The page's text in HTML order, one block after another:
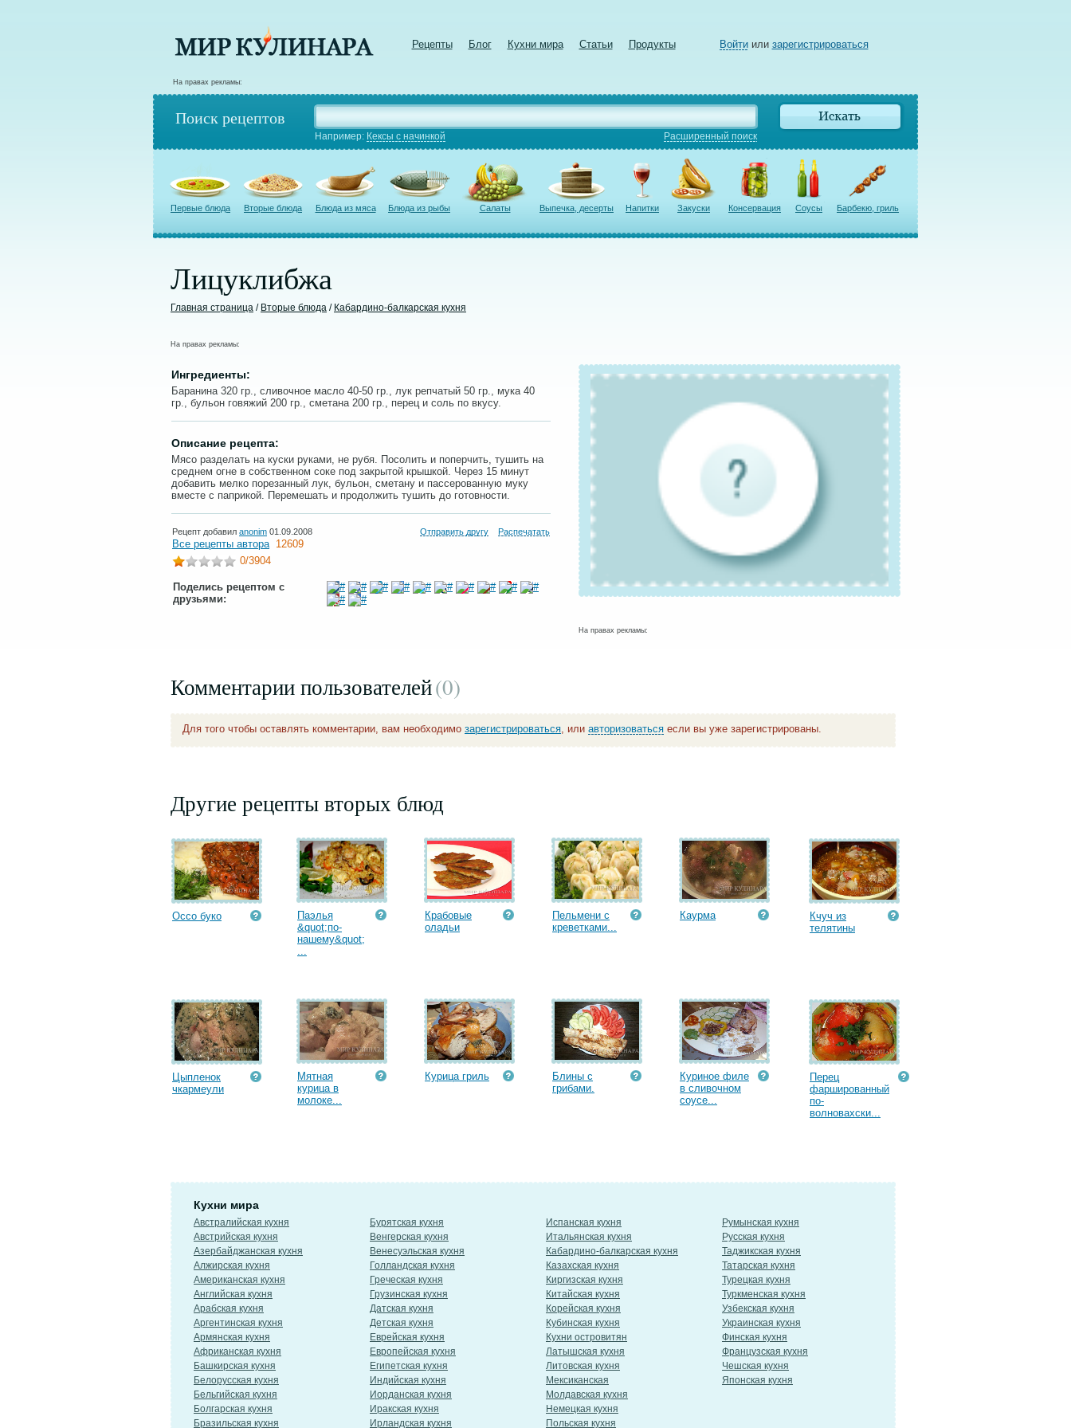
Рецепты Блог Кухни мира Статьи Продукты Войтиили зарегистрироваться
На правах рекламы:
Поиск рецептов
Например: Кексы с начинкой Расширенный поиск
Первые блюда Вторые блюда Блюда из мяса Блюда из рыбы Салаты Выпечка, десерты Напитки Закуски Консервация Соусы Барбекю, гриль
Лицуклибжа
Главная страница / Вторые блюда / Кабардино-балкарская кухня
На правах рекламы:
Ингредиенты:
Баранина 320 гр., сливочное масло 40-50 гр., лук репчатый 50 гр., мука 40
гр., бульон говяжий 200 гр., сметана 200 гр., перец и соль по вкусу.
Описание рецепта:
Мясо разделать на куски руками, не рубя. Посолить и поперчить, тушить на
среднем огне в собственном соке под закрытой крышкой. Через 15 минут
добавить мелко порезанный лук, бульон, сметану и пассерованную муку
вместе с паприкой. Перемешать и продолжить тушить до готовности.
Рецепт добавил anonim 01.09.2008 Отправить другу Распечатать
Все рецепты автора 12609
0/3904
Поделись рецептом с
друзьями:
На правах рекламы:
Комментарии пользователей(0)
Для того чтобы оставлять комментарии, вам необходимо зарегистрироваться, или авторизоваться если вы уже зарегистрированы.
Другие рецепты вторых блюд
Оссо буко
Паэлья
&quot;по-
нашему&quot;
...
Крабовые
оладьи
Пельмени с
креветками...
Каурма
Кчуч из
телятины
Цыпленок
чкармеули
Мятная
курица в
молоке...
Курица гриль
Блины с
грибами.
Куриное филе
в сливочном
соусе...
Перец
фаршированный
по-
волновахски...
Кухни мира
Австралийская кухня
Австрийская кухня
Азербайджанская кухня
Алжирская кухня
Американская кухня
Английская кухня
Арабская кухня
Аргентинская кухня
Армянская кухня
Африканская кухня
Башкирская кухня
Белорусская кухня
Бельгийская кухня
Болгарская кухня
Бразильская кухня
Бурятская кухня
Венгерская кухня
Венесуэльская кухня
Голландская кухня
Греческая кухня
Грузинская кухня
Датская кухня
Детская кухня
Еврейская кухня
Европейская кухня
Египетская кухня
Индийская кухня
Иорданская кухня
Иракская кухня
Ирландская кухня
Испанская кухня
Итальянская кухня
Кабардино-балкарская кухня
Казахская кухня
Киргизская кухня
Китайская кухня
Корейская кухня
Кубинская кухня
Кухни островитян
Латышская кухня
Литовская кухня
Мексиканская
Молдавская кухня
Немецкая кухня
Польская кухня
Румынская кухня
Русская кухня
Таджикская кухня
Татарская кухня
Турецкая кухня
Туркменская кухня
Узбекская кухня
Украинская кухня
Финская кухня
Французская кухня
Чешская кухня
Японская кухня